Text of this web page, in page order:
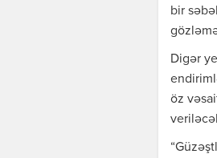
bir
Digər
öz